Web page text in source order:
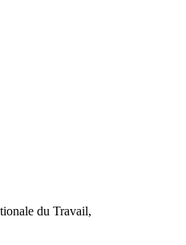
du Travail,